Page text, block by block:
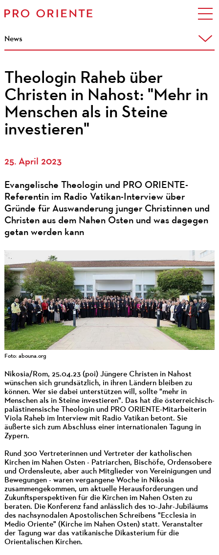
News
Theologin Raheb über
Christen in Nahost: "Mehr in
Menschen als in Steine
investieren"
25. April 2023
Evangelische Theologin und PRO ORIENTE-
Referentin im Radio Vatikan-Interview über
Gründe für Auswanderung junger Christinnen und
Christen aus dem Nahen Osten und was dagegen
getan werden kann
Foto: abouna.org
Nikosia/Rom, 25.04.23 (poi) Jüngere Christen in Nahost
wünschen sich grundsätzlich, in ihren Ländern bleiben zu
können. Wer sie dabei unterstützen will, sollte "mehr in
Menschen als in Steine investieren". Das hat die österreichisch-
palästinensische Theologin und PRO ORIENTE-Mitarbeiterin
Viola Raheb im Interview mit Radio Vatikan betont. Sie
äußerte sich zum Abschluss einer internationalen Tagung in
Zypern.
Rund 300 Vertreterinnen und Vertreter der katholischen
Kirchen im Nahen Osten - Patriarchen, Bischöfe, Ordensobere
und Ordensleute, aber auch Mitglieder von Vereinigungen und
Bewegungen - waren vergangene Woche in Nikosia
zusammengekommen, um aktuelle Herausforderungen und
Zukunftsperspektiven für die Kirchen im Nahen Osten zu
beraten. Die Konferenz fand anlässlich des 10-Jahr-Jubiläums
des nachsynodalen Apostolischen Schreibens "Ecclesia in
Medio Oriente" (Kirche im Nahen Osten) statt. Veranstalter
der Tagung war das vatikanische Dikasterium für die
Orientalischen Kirchen.